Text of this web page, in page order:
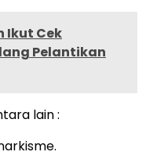
Ikut Cek
Pelantikan
lain :